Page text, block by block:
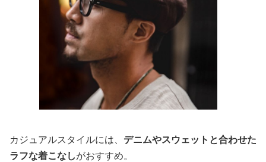
カジュアルスタイルには、 デニムやスウェットと合わせた
ラフな着こなしがおすすめ。